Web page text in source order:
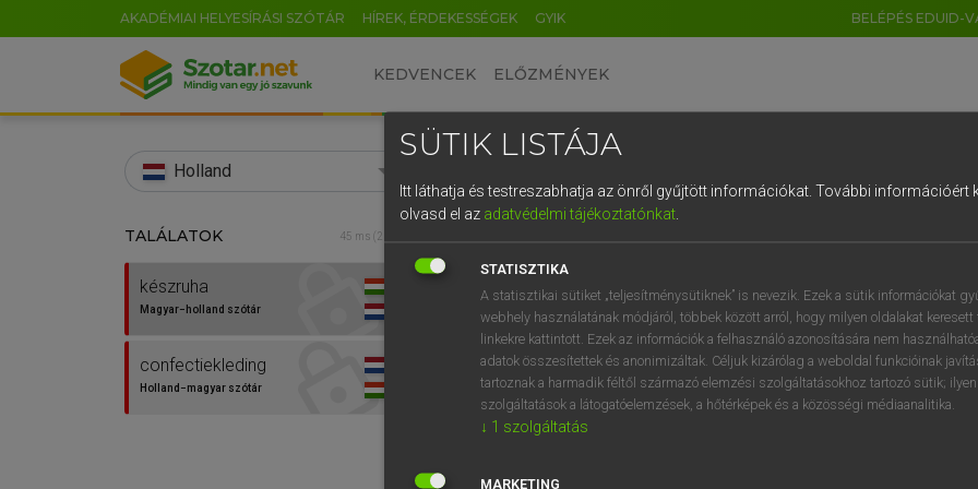
AKADÉMIAI HELYESÍRÁSI SZÓTÁR HÍREK, ÉRDEKESSÉGEK GYIK BELÉPÉS EDUID-
KEDVENCEK ELŐZMÉNYEK
Holland
TALÁLATOK 45 ms (2 db)
készruha
Magyar−holland szótár
confectiekleding
Holland−magyar szótár
Magyar−holland szótár
VAN ELŐFIZETÉSED?
megtekintéséhez.
SÜTIK LISTÁJA
Itt láthatja és testreszabhatja az önről gyűjtött információkat. További információért
olvasd el az adatvédelmi tájékoztatónkat.
STATISZTIKA
A statisztikai sütiket „teljesítménysütiknek” is nevezik. Ezek a sütik információkat
webhely használatának módjáról, többek között arról, hogy milyen oldalakat keresett
linkekre kattintott. Ezek az információk a felhasználó azonosítására nem
adatok összesítettek és anonimizáltak. Céljuk kizárólag a weboldal funkcióinak
tartoznak a harmadik féltől származó elemzési szolgáltatásokhoz tartozó sütik;
szolgáltatások a látogatóelemzések, a hőtérképek és a közösségi médiaanalitika.
↓ 1 szolgáltatás
MARKETING
EN HU DE CN FR ES IT NL
0 1 2 3 4 5 6 7 8 9
q w e r t z u i
a s d f g h j k l é
í y x c v b n m , .